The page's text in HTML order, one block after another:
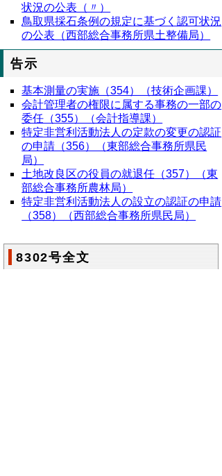
状況の公表（〃）
鳥取県採石条例の規定に基づく認可状況
の公表（西部総合事務所県土整備局）
告示
基本測量の実施（354）（技術企画課）
会計管理者の権限に属する事務の一部の
委任（355）（会計指導課）
特定非営利活動法人の定款の変更の認証
の申請（356）（東部総合事務所県民
局）
土地改良区の役員の就退任（357）（東
部総合事務所農林局）
特定非営利活動法人の設立の認証の申請
（358）（西部総合事務所県民局）
8302号全文